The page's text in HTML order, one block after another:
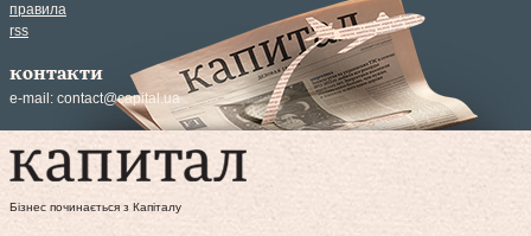
правила
rss
контакти
e-mail: contact@capital.ua
Бізнес починається з Капіталу